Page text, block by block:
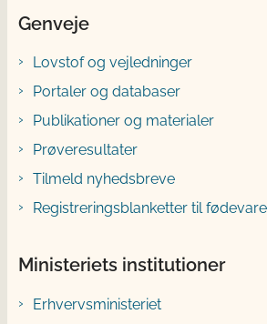
Genveje
Lovstof og vejledninger
Portaler og databaser
Publikationer og materialer
Prøveresultater
Tilmeld nyhedsbreve
Registreringsblanketter til
Ministeriets institutioner
Erhvervsministeriet